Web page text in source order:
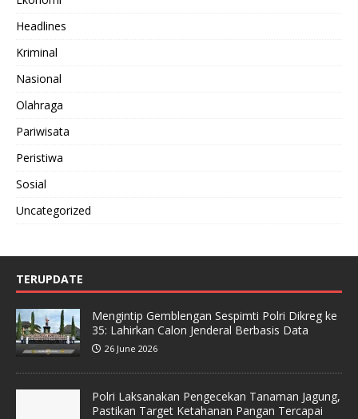
Headlines
Kriminal
Nasional
Olahraga
Pariwisata
Peristiwa
Sosial
Uncategorized
TERUPDATE
Mengintip Gemblengan Sespimti Polri Dikreg ke
35: Lahirkan Calon Jenderal Berbasis Data
26 June 2026
Polri Laksanakan Pengecekan Tanaman Jagung,
Pastikan Target Ketahanan Pangan Tercapai